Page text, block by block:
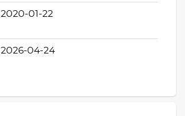
2020-01-22
2026-04-24